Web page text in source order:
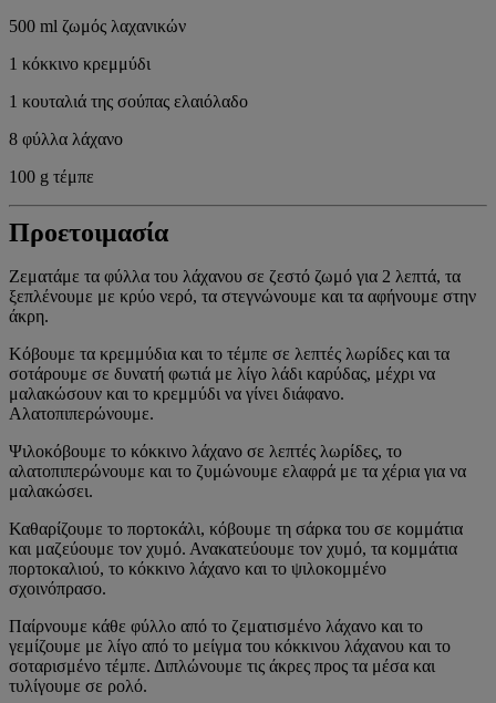
500 ml ζωμός λαχανικών
1 κόκκινο κρεμμύδι
1 κουταλιά της σούπας ελαιόλαδο
8 φύλλα λάχανο
100 g τέμπε
Προετοιμασία
Ζεματάμε τα φύλλα του λάχανου σε ζεστό ζωμό για 2 λεπτά, τα
ξεπλένουμε με κρύο νερό, τα στεγνώνουμε και τα αφήνουμε στην
άκρη.
Κόβουμε τα κρεμμύδια και το τέμπε σε λεπτές λωρίδες και τα
σοτάρουμε σε δυνατή φωτιά με λίγο λάδι καρύδας, μέχρι να
μαλακώσουν και το κρεμμύδι να γίνει διάφανο.
Αλατοπιπερώνουμε.
Ψιλοκόβουμε το κόκκινο λάχανο σε λεπτές λωρίδες, το
αλατοπιπερώνουμε και το ζυμώνουμε ελαφρά με τα χέρια για να
μαλακώσει.
Καθαρίζουμε το πορτοκάλι, κόβουμε τη σάρκα του σε κομμάτια
και μαζεύουμε τον χυμό. Ανακατεύουμε τον χυμό, τα κομμάτια
πορτοκαλιού, το κόκκινο λάχανο και το ψιλοκομμένο
σχοινόπρασο.
Παίρνουμε κάθε φύλλο από το ζεματισμένο λάχανο και το
γεμίζουμε με λίγο από το μείγμα του κόκκινου λάχανου και το
σοταρισμένο τέμπε. Διπλώνουμε τις άκρες προς τα μέσα και
τυλίγουμε σε ρολό.